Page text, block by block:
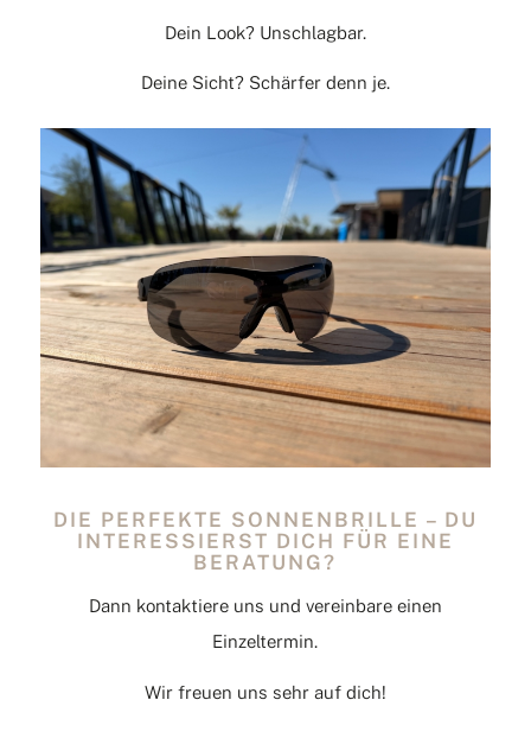
Dein Look? Unschlagbar.
Deine Sicht? Schärfer denn je.
DIE PERFEKTE SONNENBRILLE – DU
INTERESSIERST DICH FÜR EINE
BERATUNG?
Dann kontaktiere uns und vereinbare einen
Einzeltermin.
Wir freuen uns sehr auf dich!